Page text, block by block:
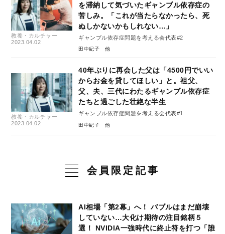
教養・カルチャー
2023.04.02
を滞納して気づいたギャンブル依存症の
苦しみ。「これが当たらなかったら、死
ぬしかないかもしれない…」
ギャンブル依存症問題を考える会代表#2
田中紀子
教養・カルチャー
2023.04.02
40年ぶりに再会した父は「4500円でいい
からお金を貸してほしい」と。祖父、
父、夫、三代にわたるギャンブル依存症
たちと過ごした壮絶な半生
ギャンブル依存症問題を考える会代表#1
田中紀子
会員限定記事
AI相場「第2幕」へ！ バブルはまだ崩壊
していない…大化け期待の注目銘柄５
選！ NVIDIA一強時代に終止符を打つ「誰